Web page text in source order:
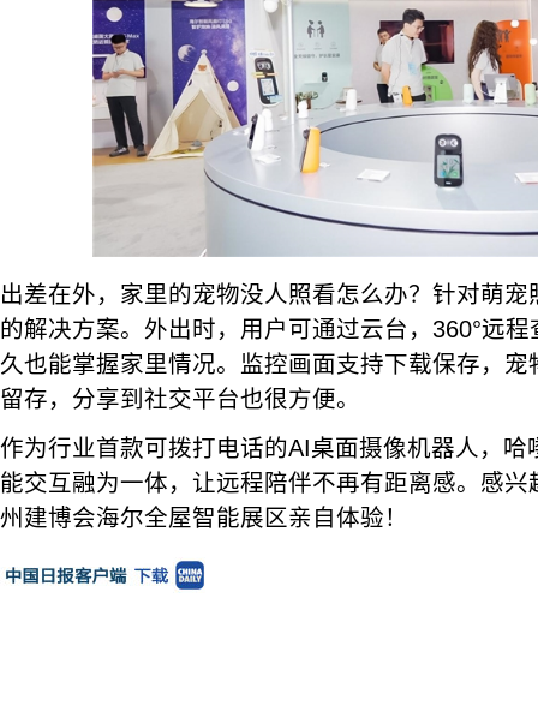
出差在外，家里的宠物没人照看怎么办？针对萌
的解决方案。外出时，用户可通过云台，360°远
久也能掌握家里情况。监控画面支持下载保存，
留存，分享到社交平台也很方便。
作为行业首款可拨打电话的AI桌面摄像机器人，哈
能交互融为一体，让远程陪伴不再有距离感。感
州建博会海尔全屋智能展区亲自体验！